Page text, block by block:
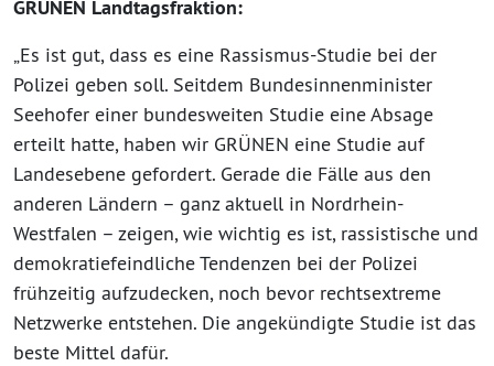
GRÜNEN Landtagsfraktion:
„Es ist gut, dass es eine Rassismus-Studie bei der
Polizei geben soll. Seitdem Bundesinnenminister
Seehofer einer bundesweiten Studie eine Absage
erteilt hatte, haben wir GRÜNEN eine Studie auf
Landesebene gefordert. Gerade die Fälle aus den
anderen Ländern – ganz aktuell in Nordrhein-
Westfalen – zeigen, wie wichtig es ist, rassistische und
demokratiefeindliche Tendenzen bei der Polizei
frühzeitig aufzudecken, noch bevor rechtsextreme
Netzwerke entstehen. Die angekündigte Studie ist das
beste Mittel dafür.